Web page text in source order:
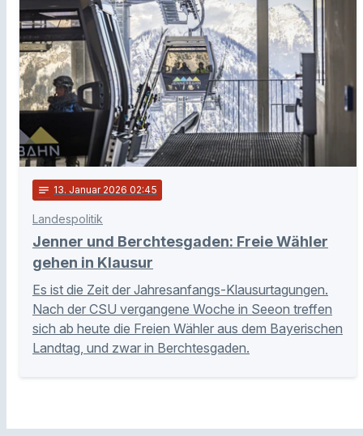
notes 13. Januar 2026 02:45
Landespolitik
Jenner und Berchtesgaden: Freie Wähler
gehen in Klausur
Es ist die Zeit der Jahresanfangs-Klausurtagungen.
Nach der CSU vergangene Woche in Seeon treffen
sich ab heute die Freien Wähler aus dem Bayerischen
Landtag, und zwar in Berchtesgaden.